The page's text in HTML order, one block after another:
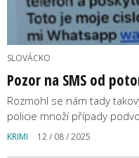
SLOVÁCKO
Pozor na SMS od
Rozmohl se nám tady
policie množí případy
KRIMI 12 / 08 / 2025